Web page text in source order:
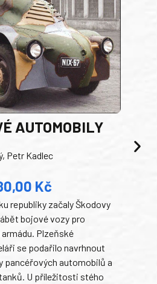
AUTOMOBILY
Petr Kadlec
Kč
republiky začaly Škodovy
bojové vozy pro
Plzeňské
se podařilo navrhnout
pancéřových automobilů a
U příležitosti stého